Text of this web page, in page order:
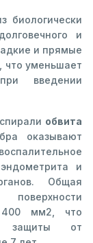
биологически
и
и прямые
что уменьшает
введении
обвита
оказывают
и
Общая
400 мм2, что
защиты от